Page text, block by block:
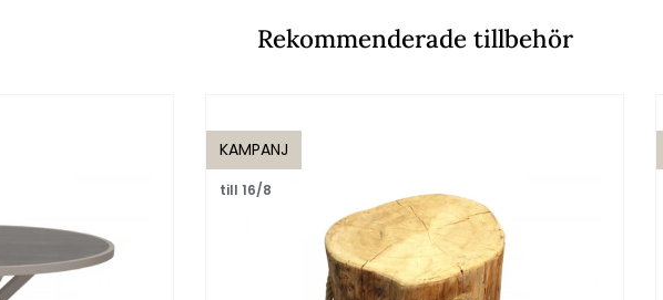
Rekommenderade tillbehör
KAMPANJ
till 16/8